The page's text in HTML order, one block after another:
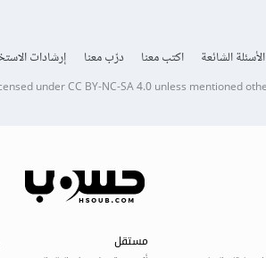
الأسئلة الشائعة اكتب معنا درّب معنا إرشادات
underCC BY-NC-SA 4.0unless mentioned